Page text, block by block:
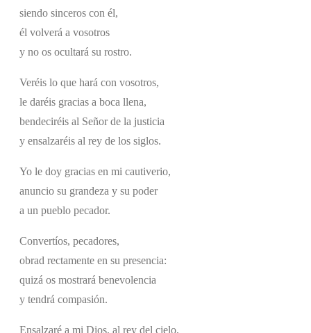
siendo sinceros con él,
él volverá a vosotros
y no os ocultará su rostro.
Veréis lo que hará con vosotros,
le daréis gracias a boca llena,
bendeciréis al Señor de la justicia
y ensalzaréis al rey de los siglos.
Yo le doy gracias en mi cautiverio,
anuncio su grandeza y su poder
a un pueblo pecador.
Convertíos, pecadores,
obrad rectamente en su presencia:
quizá os mostrará benevolencia
y tendrá compasión.
Ensalzaré a mi Dios, al rey del cielo,